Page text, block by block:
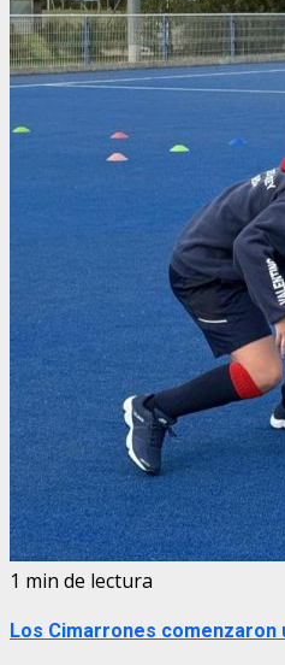
1 min de lectura
Los Cimarrones comenzaron